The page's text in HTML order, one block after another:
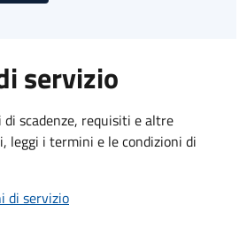
servizio
scadenze, requisiti e altre
leggi i termini e le condizioni di
di servizio